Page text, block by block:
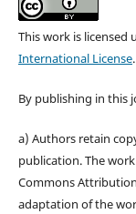
This work is licensed
International License.
By publishing in this
a) Authors retain
publication. The
Commons
adaptation of the